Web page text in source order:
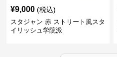
¥9,000 (税込)
スタジャン 赤 ストリート風スタ
イリッシュ学院派